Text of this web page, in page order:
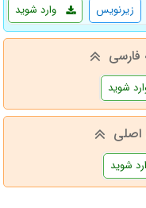
وارد شوید زیرنویس
فارسی
شوید
اصلی
شوید